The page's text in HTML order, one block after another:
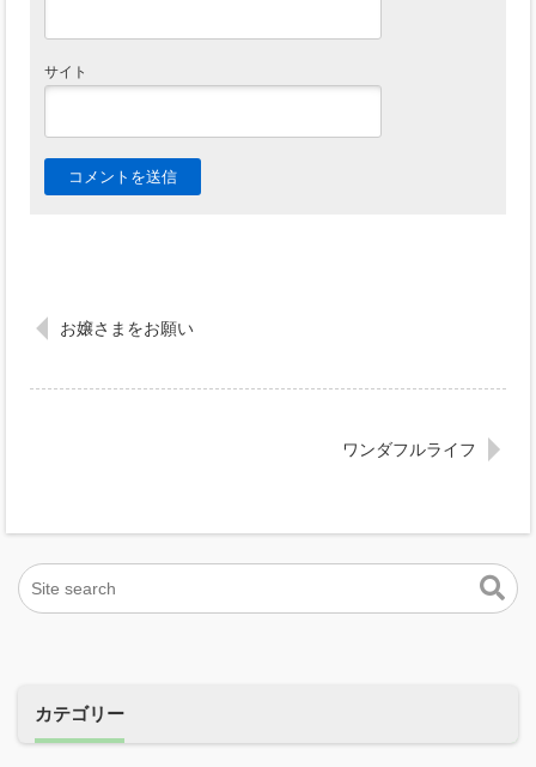
サイト
お嬢さまをお願い
ワンダフルライフ
カテゴリー